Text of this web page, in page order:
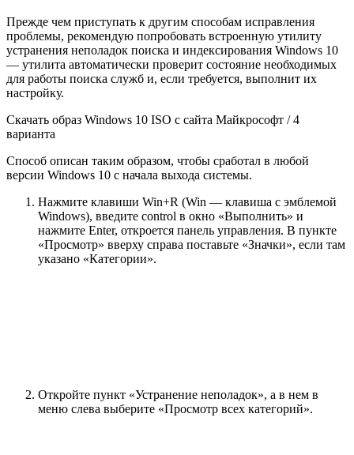
Прежде чем приступать к другим способам исправления
проблемы, рекомендую попробовать встроенную утилиту
устранения неполадок поиска и индексирования Windows 10
— утилита автоматически проверит состояние необходимых
для работы поиска служб и, если требуется, выполнит их
настройку.
Скачать образ Windows 10 ISO с сайта Майкрософт / 4
варианта
Способ описан таким образом, чтобы сработал в любой
версии Windows 10 с начала выхода системы.
Нажмите клавиши Win+R (Win — клавиша с эмблемой
Windows), введите control в окно «Выполнить» и
нажмите Enter, откроется панель управления. В пункте
«Просмотр» вверху справа поставьте «Значки», если там
указано «Категории».
Откройте пункт «Устранение неполадок», а в нем в
меню слева выберите «Просмотр всех категорий».